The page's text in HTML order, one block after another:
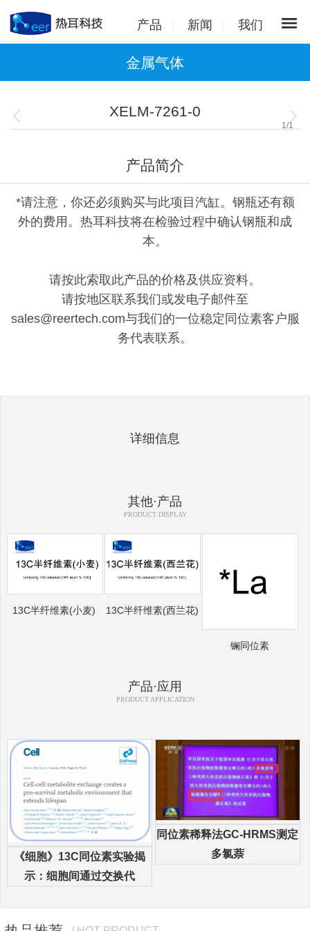
产品 新闻 我们
金属气体
XELM-7261-0
1 /1
产品简介
*请注意，你还必须购买与此项目汽缸。钢瓶还有额
外的费用。热耳科技将在检验过程中确认钢瓶和成
本。
请按此索取此产品的价格及供应资料。
请按地区联系我们或发电子邮件至
sales@reertech.com与我们的一位稳定同位素客户服
务代表联系。
详细信息
其他·产品
PRODUCT DISPLAY
13C半纤维素(小麦) 13C半纤维素(西兰花)
镧同位素
产品·应用
PRODUCT APPLICATION
《细胞》13C同位素实验揭
示：细胞间通过交换代
同位素稀释法GC-HRMS测定
多氯萘